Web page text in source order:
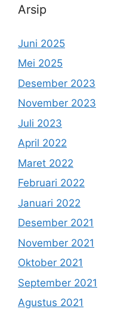
Arsip
Juni 2025
Mei 2025
Desember 2023
November 2023
Juli 2023
April 2022
Maret 2022
Februari 2022
Januari 2022
Desember 2021
November 2021
Oktober 2021
September 2021
Agustus 2021